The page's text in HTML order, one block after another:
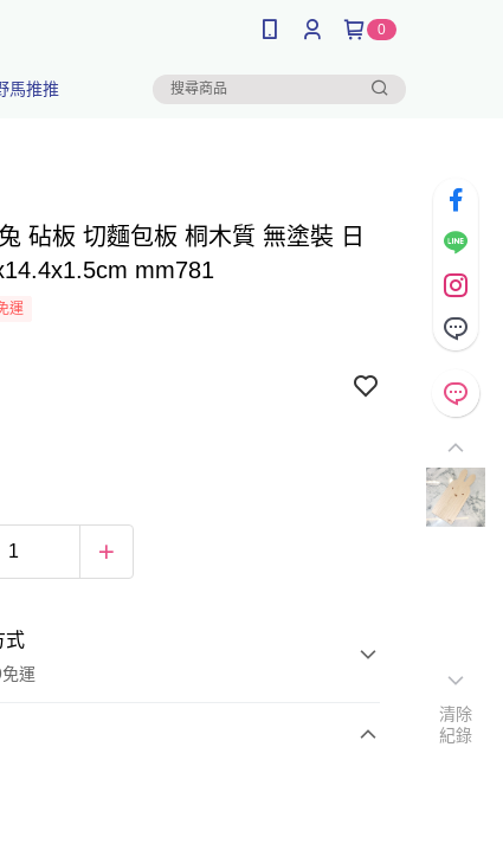
0
馬推推
砧板 切麵包板 桐木質 無塗裝 日
mm781
運
式
運
清除
紀錄